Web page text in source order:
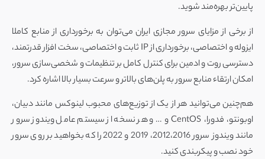
پایین‌تر بهره‌مند شوید.
از برخی از مزایای سرور مجازی ایران می‌توان به برخورداری از منابع کاملا
ایزوله و اختصاصی، برخورداری از IP ثابت و اختصاصی، سخت افزار قدرتمند،
دسترسی روت و ادمین برای کنترل کامل بر تنظیمات و شخصی‌سازی سرور،
امکان ارتقاء منابع سرور به پلن‌های بالاتر و سرعت بسیار بالا اشاره کرد.
هم‌چنین می‌توانید هر از یک از توزیع‌های محبوب لینوکس مانند دبیان،
اوبونتو، فدورا، CentOS و … و هر نسخه از سیستم عامل ویندوز سرور
مانند ویندوز سرور 2012،2016، 2019 و 2022 را که بخواهید بر روی سرور
خود نصب و پیکربندی کنید.